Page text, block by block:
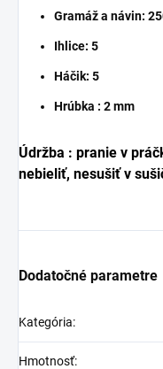
Gramáž a návin:
Ihlice: 5
Háčik: 5
Hrúbka : 2 mm
Údržba : pranie v
nebieliť, nesušiť v
Dodatočné parametre
Kategória:
Hmotnosť: